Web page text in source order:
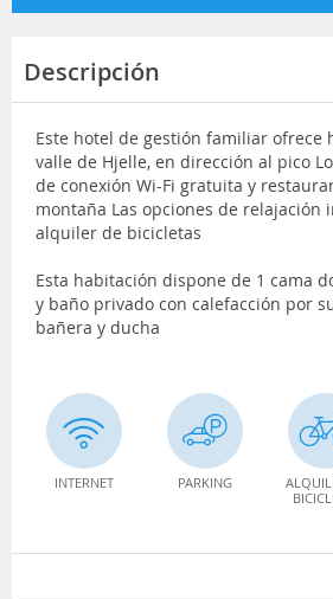
Descripción
Este hotel de gestión familiar ofrece
valle de Hjelle, en dirección al pico
de conexión Wi-Fi gratuita y
montaña Las opciones de relajación
alquiler de bicicletas
Esta habitación dispone de 1 cama
y baño privado con calefacción por
bañera y ducha
INTERNET PARKING